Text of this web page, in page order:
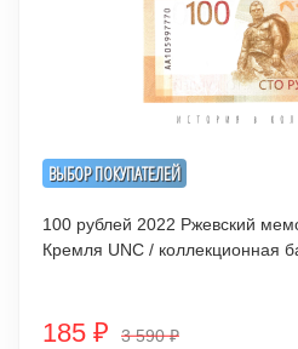
ВЫБОР ПОКУПАТЕЛЕЙ
100 рублей 2022 Ржевский
Кремля UNC / коллекционная
185 ₽ 3 590₽